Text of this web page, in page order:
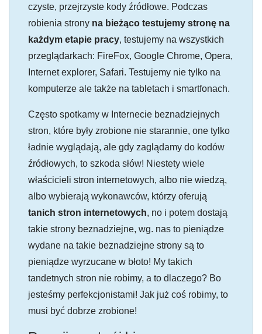
czyste, przejrzyste kody źródłowe. Podczas
robienia strony na bieżąco testujemy stronę na
każdym etapie pracy, testujemy na wszystkich
przeglądarkach: FireFox, Google Chrome, Opera,
Internet explorer, Safari. Testujemy nie tylko na
komputerze ale także na tabletach i smartfonach.
Często spotkamy w Internecie beznadziejnych
stron, które były zrobione nie starannie, one tylko
ładnie wyglądają, ale gdy zaglądamy do kodów
źródłowych, to szkoda słów! Niestety wiele
właścicieli stron internetowych, albo nie wiedzą,
albo wybierają wykonawców, którzy oferują
tanich stron internetowych, no i potem dostają
takie strony beznadziejne, wg. nas to pieniądze
wydane na takie beznadziejne strony są to
pieniądze wyrzucane w błoto! My takich
tandetnych stron nie robimy, a to dlaczego? Bo
jesteśmy perfekcjonistami! Jak już coś robimy, to
musi być dobrze zrobione!